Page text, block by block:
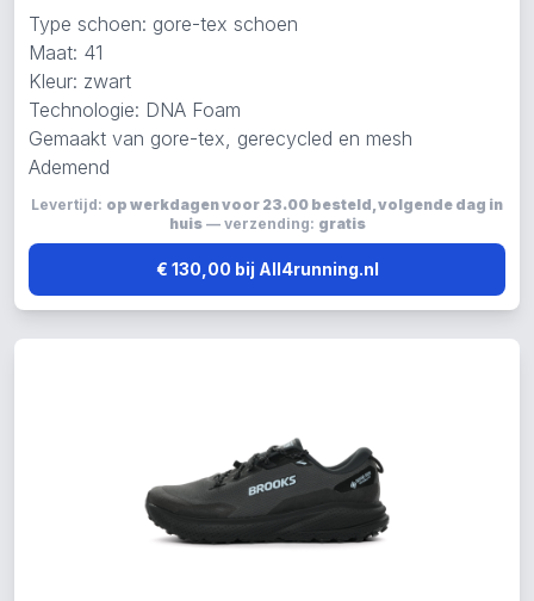
Type schoen: gore-tex schoen
Maat: 41
Kleur: zwart
Technologie: DNA Foam
Gemaakt van gore-tex, gerecycled en mesh
Ademend
Levertijd: op werkdagen voor 23.00 besteld, volgende dag in
huis— verzending: gratis
€ 130,00 bij All4running.nl